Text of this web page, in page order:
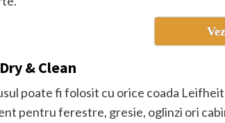
& Clean
poate fi folosit cu orice coada
pentru ferestre, gresie, oglinzi ori